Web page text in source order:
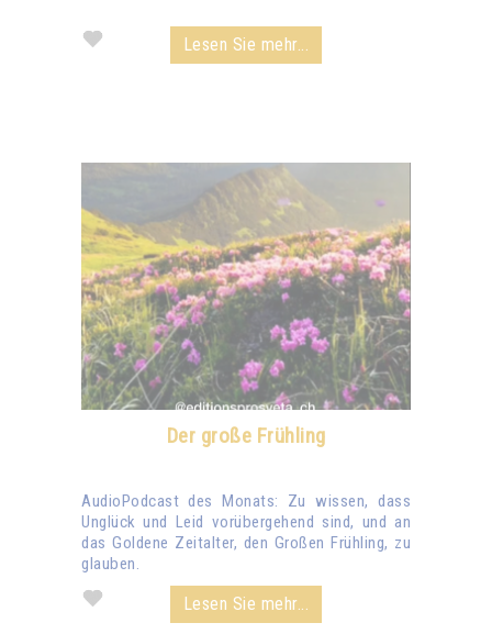
Lesen Sie mehr...
Der große Frühling
AudioPodcast des Monats: Zu wissen, dass
Unglück und Leid vorübergehend sind, und an
das Goldene Zeitalter, den Großen Frühling, zu
glauben.
Lesen Sie mehr...